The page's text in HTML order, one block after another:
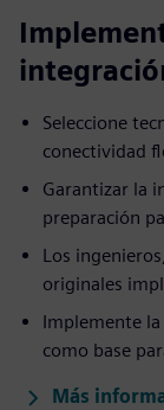
Seleccione
conectividad
Garantizar la
preparación
Los
originales
Implemente la
como base
Más